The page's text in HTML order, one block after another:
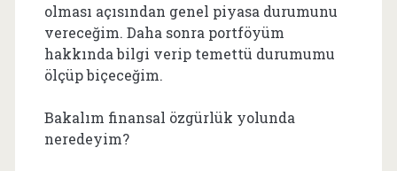
olması açısından genel piyasa durumunu
vereceğim. Daha sonra portföyüm
hakkında bilgi verip temettü durumumu
ölçüp biçeceğim.
Bakalım finansal özgürlük yolunda
neredeyim?